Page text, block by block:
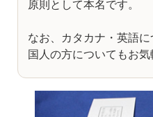
原則として本名です。
なお、カタカナ・英語
国人の方についてもお気